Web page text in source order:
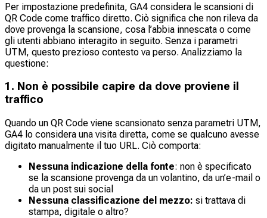
Per impostazione predefinita, GA4 considera le scansioni di
QR Code come traffico diretto. Ciò significa che non rileva da
dove provenga la scansione, cosa l’abbia innescata o come
gli utenti abbiano interagito in seguito. Senza i parametri
UTM, questo prezioso contesto va perso. Analizziamo la
questione:
1. Non è possibile capire da dove proviene il
traffico
Quando un QR Code viene scansionato senza parametri UTM,
GA4 lo considera una visita diretta, come se qualcuno avesse
digitato manualmente il tuo URL. Ciò comporta:
Nessuna indicazione della fonte: non è specificato
se la scansione provenga da un volantino, da un’e-mail o
da un post sui social
Nessuna classificazione del mezzo: si trattava di
stampa, digitale o altro?